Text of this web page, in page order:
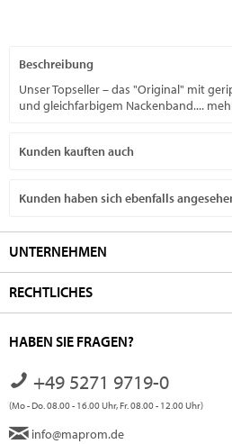
Beschreibung
Unser Topseller – das "Original" mit
und gleichfarbigem Nackenband....
Kunden kauften auch
Kunden haben sich ebenfalls
UNTERNEHMEN
RECHTLICHES
HABEN SIE FRAGEN?
+49 5271 9719-0
(Mo - Do. 08.00 - 16.00 Uhr, Fr. 08.00 - 12.00 Uhr)
info@maprom.de